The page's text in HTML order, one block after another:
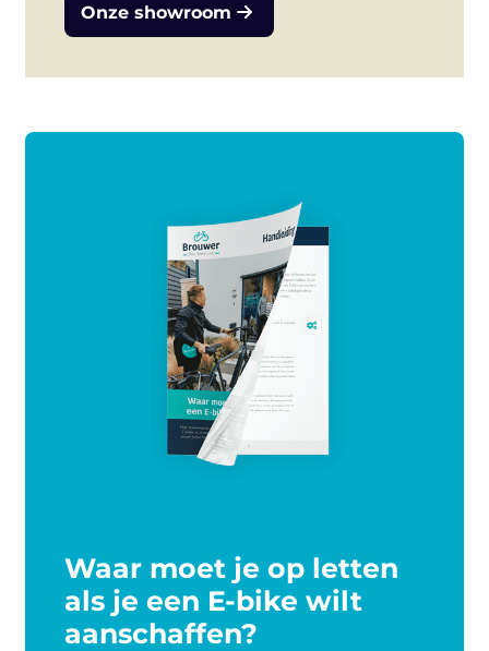
Onze showroom
Waar moet je op letten
als je een E-bike wilt
aanschaffen?